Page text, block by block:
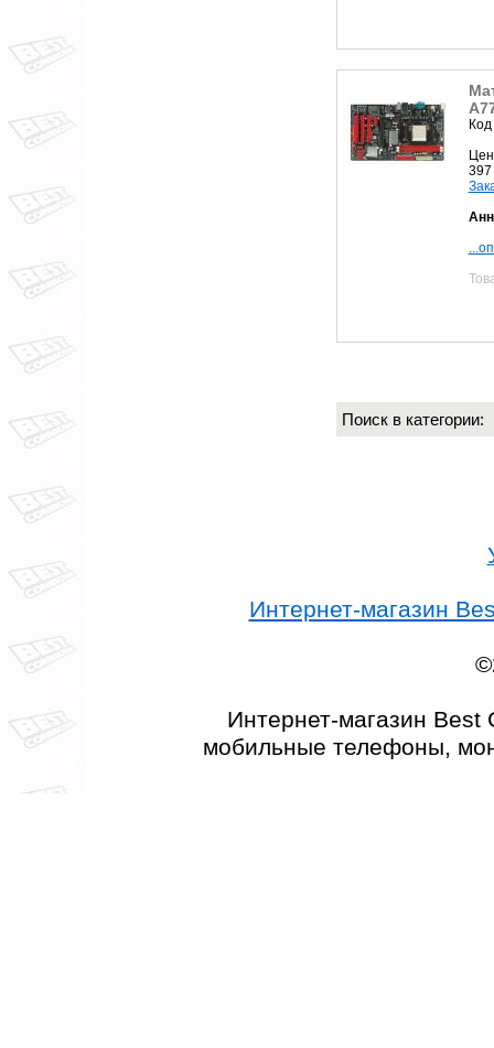
Поиск в
Интернет-магазин
Интернет-магазин Best
мобильные телефоны,